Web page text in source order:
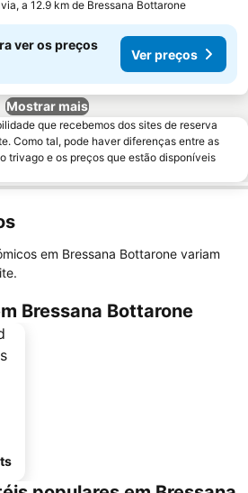
a 12.9 km de Bressana Bottarone
ver os preços
Ver preços
Mostrar mais
que recebemos dos sites de reserva
Como tal, pode haver diferenças entre as
trivago e os preços que estão disponíveis
em Bressana Bottarone variam
Bressana Bottarone